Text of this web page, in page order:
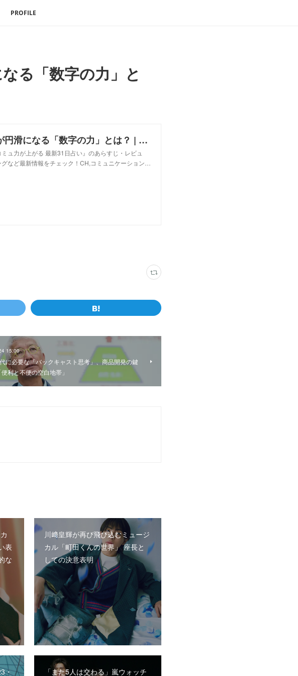
PROFILE
る「数字の力」と
苦手な人との関係が円滑になる「数字の力」とは？ | ダ・ヴィンチニュース
ュ力が上がる 最新31日占い』のあらすじ・レビュ
など最新情報をチェック！CH,コミュニケーション…
15:00
に必要な「バックキャスト思考」、商品開発の鍵
利と不便の空白地帯」
表
な
川﨑皇輝が再び飛び込むミュージ
カル「町田くんの世界」 座長と
しての決意表明
・ 「また5人は交わる」嵐ウォッチ